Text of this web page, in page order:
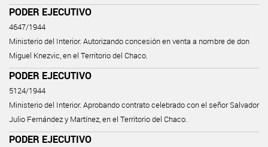
PODER EJECUTIVO
4647/1944
Ministerio del Interior. Autorizando concesión en venta a nombre de don
Miguel Knezvic, en el Territorio del Chaco.
PODER EJECUTIVO
5124/1944
Ministerio del Interior. Aprobando contrato celebrado con el señor Salvador
Julio Fernández y Martínez, en el Territorio del Chaco.
PODER EJECUTIVO